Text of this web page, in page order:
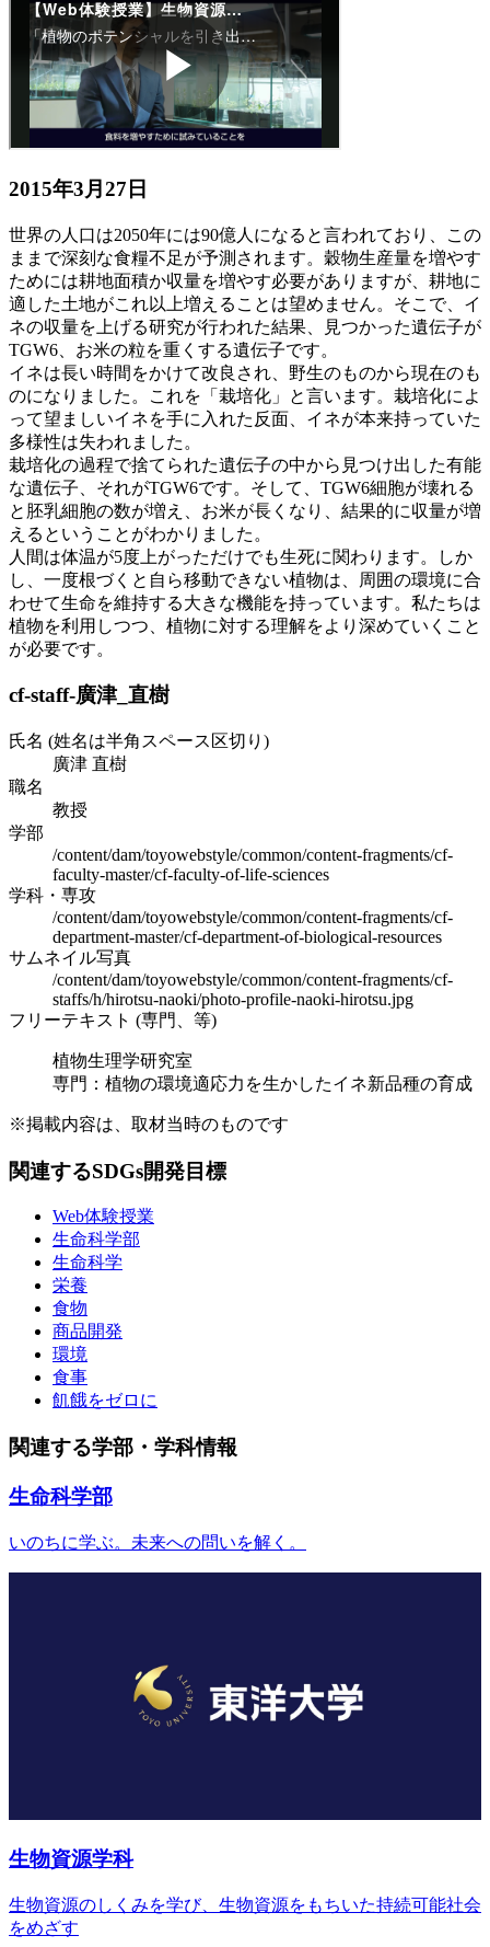
2015年3月27日
世界の人口は2050年には90億人になると言われており、この
ままで深刻な食糧不足が予測されます。穀物生産量を増やす
ためには耕地面積か収量を増やす必要がありますが、耕地に
適した土地がこれ以上増えることは望めません。そこで、イ
ネの収量を上げる研究が行われた結果、見つかった遺伝子が
TGW6、お米の粒を重くする遺伝子です。
イネは長い時間をかけて改良され、野生のものから現在のも
のになりました。これを「栽培化」と言います。栽培化によ
って望ましいイネを手に入れた反面、イネが本来持っていた
多様性は失われました。
栽培化の過程で捨てられた遺伝子の中から見つけ出した有能
な遺伝子、それがTGW6です。そして、TGW6細胞が壊れる
と胚乳細胞の数が増え、お米が長くなり、結果的に収量が増
えるということがわかりました。
人間は体温が5度上がっただけでも生死に関わります。しか
し、一度根づくと自ら移動できない植物は、周囲の環境に合
わせて生命を維持する大きな機能を持っています。私たちは
植物を利用しつつ、植物に対する理解をより深めていくこと
が必要です。
cf-staff-廣津_直樹
氏名 (姓名は半角スペース区切り)
廣津 直樹
職名
教授
学部
/content/dam/toyowebstyle/common/content-fragments/cf-
faculty-master/cf-faculty-of-life-sciences
学科・専攻
/content/dam/toyowebstyle/common/content-fragments/cf-
department-master/cf-department-of-biological-resources
サムネイル写真
/content/dam/toyowebstyle/common/content-fragments/cf-
staffs/h/hirotsu-naoki/photo-profile-naoki-hirotsu.jpg
フリーテキスト (専門、等)
植物生理学研究室
専門：植物の環境適応力を生かしたイネ新品種の育成
※掲載内容は、取材当時のものです
関連するSDGs開発目標
Web体験授業
生命科学部
生命科学
栄養
食物
商品開発
環境
食事
飢餓をゼロに
関連する学部・学科情報
生命科学部
いのちに学ぶ。未来への問いを解く。
生物資源学科
生物資源のしくみを学び、生物資源をもちいた持続可能社会
をめざす